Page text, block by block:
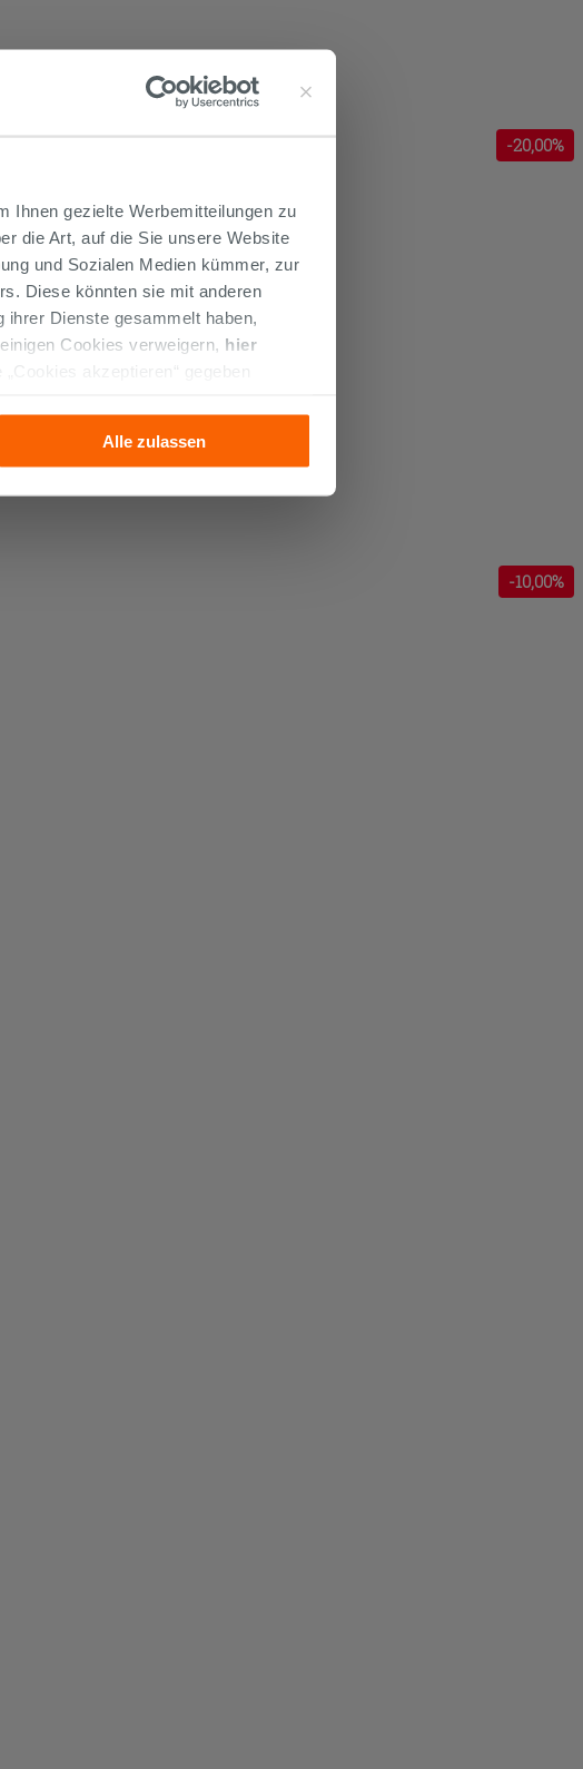
Ihnen gezielte Werbemitteilungen zu
die Art, auf die Sie unsere Website
und Sozialen Medien kümmer, zur
Diese könnten sie mit anderen
ihrer Dienste gesammelt haben,
Cookies verweigern, hier
akzeptieren“ gegeben
Alle zulassen
-20,00%
-10,00%